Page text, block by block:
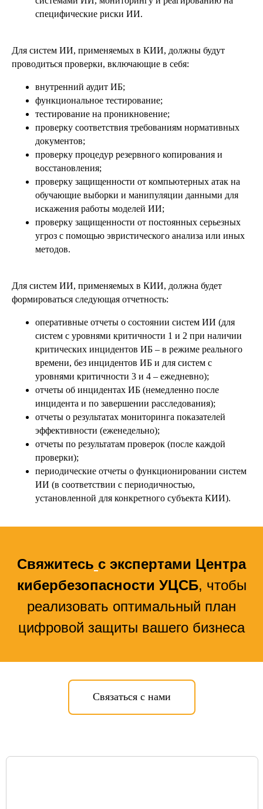
специфические риски ИИ.
Для систем ИИ, применяемых в КИИ, должны будут
проводиться проверки, включающие в себя:
внутренний аудит ИБ;
функциональное тестирование;
тестирование на проникновение;
проверку соответствия требованиям нормативных
документов;
проверку процедур резервного копирования и
восстановления;
проверку защищенности от компьютерных атак на
обучающие выборки и манипуляции данными для
искажения работы моделей ИИ;
проверку защищенности от постоянных серьезных
угроз с помощью эвристического анализа или иных
методов.
Для систем ИИ, применяемых в КИИ, должна будет
формироваться следующая отчетность:
оперативные отчеты о состоянии систем ИИ (для
систем с уровнями критичности 1 и 2 при наличии
критических инцидентов ИБ – в режиме реального
времени, без инцидентов ИБ и для систем с
уровнями критичности 3 и 4 – ежедневно);
отчеты об инцидентах ИБ (немедленно после
инцидента и по завершении расследования);
отчеты о результатах мониторинга показателей
эффективности (еженедельно);
отчеты по результатам проверок (после каждой
проверки);
периодические отчеты о функционировании систем
ИИ (в соответствии с периодичностью,
установленной для конкретного субъекта КИИ).
Свяжитесь с экспертами Центра
кибербезопасности УЦСБ, чтобы
реализовать оптимальный план
цифровой защиты вашего бизнеса
Связаться с нами
УСЛУГИ
Единая экосистема защиты
Подключение к ЕБС под ключ
ИИ в кибербезопасности
Анализ защищенности
Безопасная разработка
Анти-DDoS
Compromise Assessment
Расследование
инцидентов ИБ
Цифровой рубль
Экспресс-повышение уровня
защищенности
Сетевая безопасность
Построение СОИБ
Автоматизация управления ИБ
РЕШЕНИЯ
SIEM
Sandbox
EDR
IdM/IGA
NGFW
DLP
IRP/SOAR
TI
SA
MFA